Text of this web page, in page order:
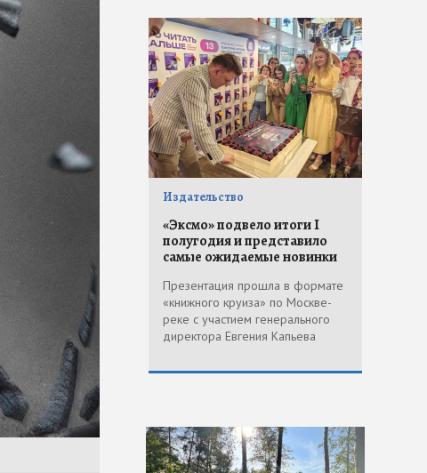
Издательство
«Эксмо» подвело итоги I
полугодия и представило
самые ожидаемые новинки
Презентация прошла в формате
«книжного круиза» по Москве-
реке с участием генерального
директора Евгения Капьева